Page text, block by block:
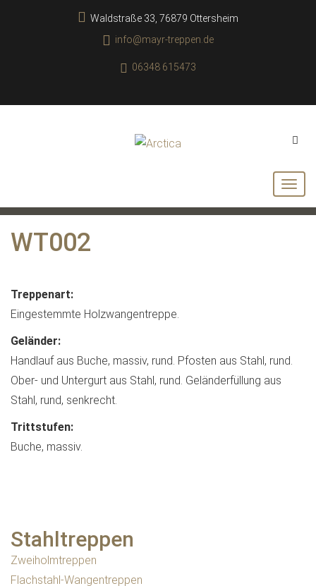
Waldstraße 33, 76879 Ottersheim
info@mayr-treppen.de
06348 615473
WT002
Treppenart:
Eingestemmte Holzwangentreppe.
Geländer:
Handlauf aus Buche, massiv, rund. Pfosten aus Stahl, rund.
Ober- und Untergurt aus Stahl, rund. Geländerfüllung aus
Stahl, rund, senkrecht.
Trittstufen:
Buche, massiv.
Stahltreppen
Zweiholmtreppen
Flachstahl-Wangentreppen